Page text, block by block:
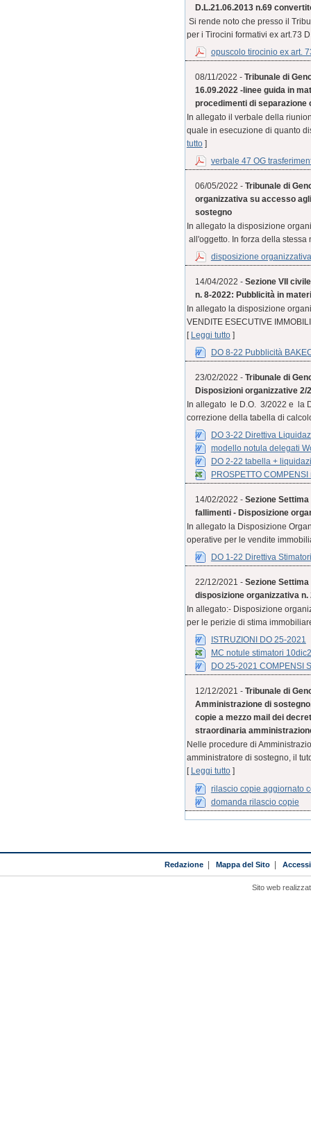
D.L.21.06.2013 n.69
Si rende noto che presso il
per i Tirocini formativi ex art.73
opuscolo tirocinio ex art.
08/11/2022 - Tribunale di
16.09.2022 -linee guida in
procedimenti di separazione
In allegato il verbale della
quale in esecuzione di quanto
tutto]
verbale 47 OG
06/05/2022 - Tribunale di
organizzativa su accesso
sostegno
In allegato la disposizione
all'oggetto. In forza della stessa
disposizione
14/04/2022 - Sezione VII
n. 8-2022: Pubblicità in
In allegato la disposizione
VENDITE ESECUTIVE
[
Leggi tutto]
DO 8-22 Pubblicità
23/02/2022 - Tribunale di
Disposizioni organizzative 2/
In allegato le D.O. 3/2022 e la
correzione della tabella di
DO 3-22 Direttiva
modello notula delegati
DO 2-22 tabella +
PROSPETTO COMPENSI
14/02/2022 - Sezione
fallimenti - Disposizione
In allegato la Disposizione
operative per le vendite
DO 1-22 Direttiva
22/12/2021 - Sezione
disposizione organizzativa n.
In allegato:- Disposizione
per le perizie di stima
ISTRUZIONI DO 25-2021
MC notule stimatori
DO 25-2021 COMPENSI
12/12/2021 - Tribunale di
Amministrazione di
copie a mezzo mail dei
straordinaria
Nelle procedure di
amministratore di sostegno, il
Leggi tutto]
rilascio copie aggiornato
domanda rilascio copie
Redazione| Mappa del Sito|
Sito web